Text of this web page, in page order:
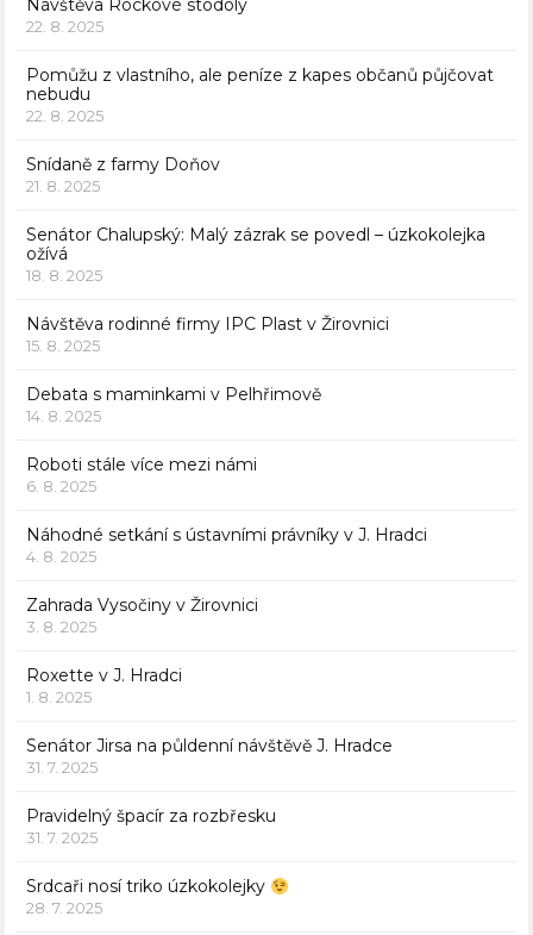
Návštěva Rockové stodoly
22. 8. 2025
Pomůžu z vlastního, ale peníze z kapes občanů půjčovat
nebudu
22. 8. 2025
Snídaně z farmy Doňov
21. 8. 2025
Senátor Chalupský: Malý zázrak se povedl – úzkokolejka
ožívá
18. 8. 2025
Návštěva rodinné firmy IPC Plast v Žirovnici
15. 8. 2025
Debata s maminkami v Pelhřimově
14. 8. 2025
Roboti stále více mezi námi
6. 8. 2025
Náhodné setkání s ústavními právníky v J. Hradci
4. 8. 2025
Zahrada Vysočiny v Žirovnici
3. 8. 2025
Roxette v J. Hradci
1. 8. 2025
Senátor Jirsa na půldenní návštěvě J. Hradce
31. 7. 2025
Pravidelný špacír za rozbřesku
31. 7. 2025
Srdcaři nosí triko úzkokolejky
28. 7. 2025